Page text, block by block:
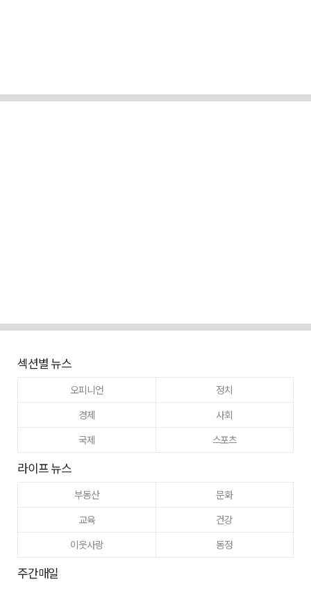
섹션별 뉴스
오피니언
정치
경제
사회
국제
스포츠
라이프 뉴스
부동산
문화
교육
건강
이웃사랑
동정
주간매일